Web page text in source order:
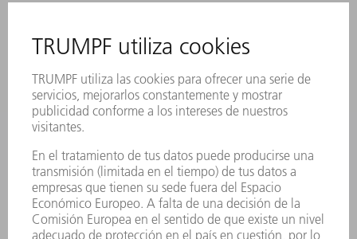
EVENTOS Y CONVOCATORIAS
REGISTRO PARA EL BOLETÍN INFORMATIVO
FICHAS TÉCNICAS DE SEGURIDAD
PRODUCTOS
MÁQUINAS Y SISTEMAS
LÁSER
HERRAMIENTAS PORTÁTILES
FÁBRICA INTELIGENTE
SOFTWARE
SERVICIOS
APLICACIONES
SECTORES